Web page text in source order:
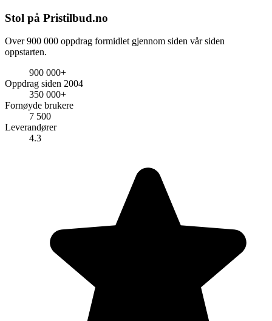
Stol på Pristilbud.no
Over 900 000 oppdrag formidlet gjennom siden vår siden
oppstarten.
900 000+
Oppdrag siden 2004
350 000+
Fornøyde brukere
7 500
Leverandører
4.3